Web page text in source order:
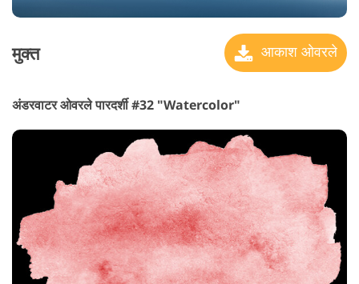
मुक्त आकाश ओवरले
अंडरवाटर ओवरले पारदर्शी #32 "Watercolor"